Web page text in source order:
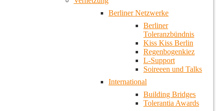
Berliner Netzwerke
Berliner
Toleranzbündnis
Kiss Kiss Berlin
Regenbogenkiez
L-Support
Soireeen und Talks
International
Building Bridges
Tolerantia Awards